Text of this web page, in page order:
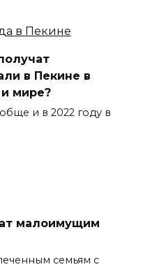
в Пекине в
мире?
и в 2022 году в
малоимущим
семьям с